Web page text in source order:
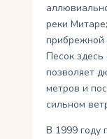
реки
прибрежной
Песок здесь
позволяет
метров и
сильном
В 1999 году